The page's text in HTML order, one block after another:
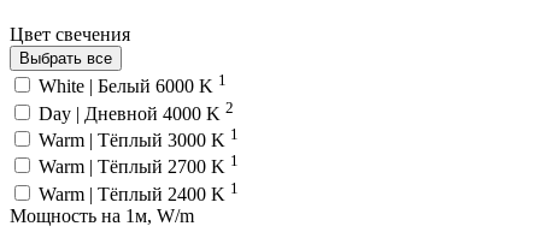
Цвет свечения
Выбрать все
White | Белый 6000 K 1
Day | Дневной 4000 K 2
Warm | Тёплый 3000 K 1
Warm | Тёплый 2700 K 1
Warm | Тёплый 2400 K 1
Мощность на 1м, W/m